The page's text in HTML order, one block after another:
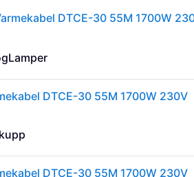
DTCE-30 55M 1700W
DTCE-30 55M 1700W 230V
DTCE-30 55M 1700W 230V